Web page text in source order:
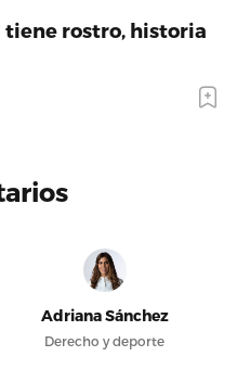
rostro, historia
Adriana Sánchez
Derecho y deporte